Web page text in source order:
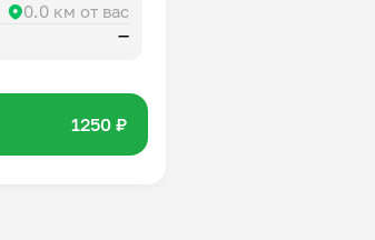
0.0 км от вас
—
1250 ₽